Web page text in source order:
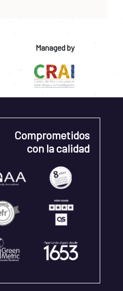
Managed by
Comprometidos
con la calidad